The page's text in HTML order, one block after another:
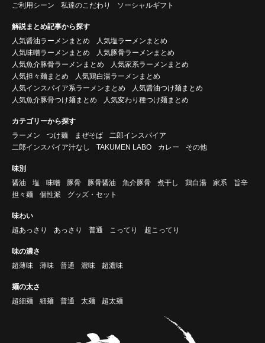
ご利用シーン
私達のこだわり ソーシャルギフト
解説まとめ記事から探す
人気醤油ラーメンまとめ
人気塩ラーメンまとめ
人気味噌ラーメンまとめ
人気豚骨ラーメンまとめ
人気魚介豚骨ラーメンまとめ
人気家系ラーメンまとめ
人気担々麺まとめ
人気鶏白湯ラーメンまとめ
人気インスパイア系ラーメンまとめ
人気醤油つけ麺まとめ
人気魚介豚骨つけ麺まとめ
人気変わり種つけ麺まとめ
カテゴリーから探す
ラーメン
つけ麺 まぜそば
二郎インスパイア
二郎インスパイア汁なし
TAKUMEN LABO カレー その他
味別
醤油
塩 味噌 豚骨 豚骨醤油 魚介豚骨 煮干し 鶏白湯 家系
旨辛
担々麺
個性派 グッズ・セット
味わい
超あっさり
あっさり 普通 こってり 超こってり
味の濃さ
超薄味
薄味 普通 濃味 超濃味
麺の太さ
超細麺
細麺 普通 太麺 超太麺